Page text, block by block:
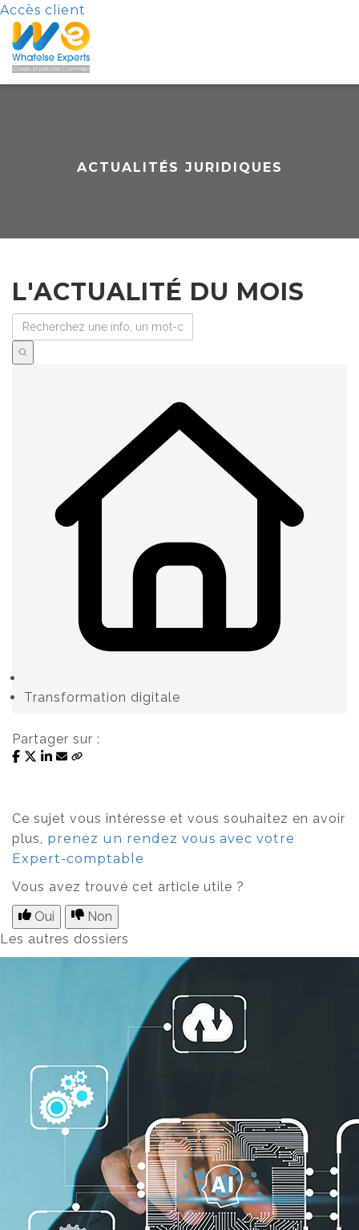
Accès client
ACTUALITÉS JURIDIQUES
L'ACTUALITÉ DU MOIS
Transformation digitale
Partager sur :
Ce sujet vous intéresse et vous souhaitez en avoir
plus, prenez un rendez vous avec votre
Expert-comptable
Vous avez trouvé cet article utile ?
Oui
Non
Les autres dossiers